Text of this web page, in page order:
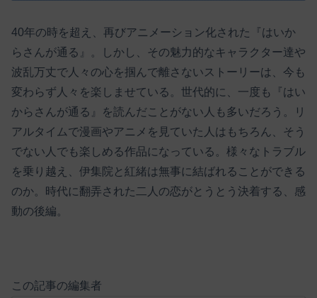
40年の時を超え、再びアニメーション化された『はいか
らさんが通る』。しかし、その魅力的なキャラクター達や
波乱万丈で人々の心を掴んで離さないストーリーは、今も
変わらず人々を楽しませている。世代的に、一度も『はい
からさんが通る』を読んだことがない人も多いだろう。リ
アルタイムで漫画やアニメを見ていた人はもちろん、そう
でない人でも楽しめる作品になっている。様々なトラブル
を乗り越え、伊集院と紅緒は無事に結ばれることができる
のか。時代に翻弄された二人の恋がとうとう決着する、感
動の後編。
この記事の編集者